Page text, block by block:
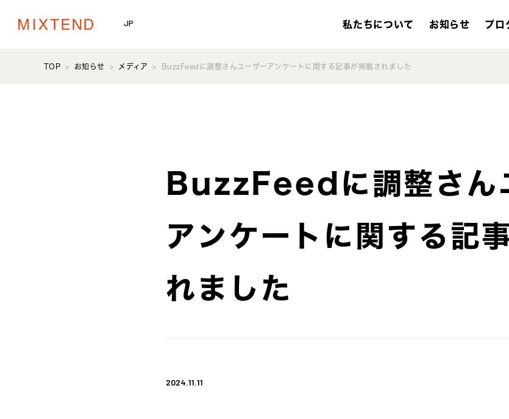
JP 私たちについて お知らせ プロ
TOP お知らせ メディア BuzzFeedに調整さんユーザーアンケートに関する記事が掲載されました
BuzzFeedに調整さん
アンケートに関する記
れました
2024.11.11